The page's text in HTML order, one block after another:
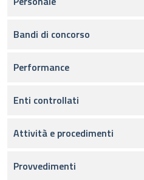
Bandi di concorso
Performance
Enti controllati
Attività e procedimenti
Provvedimenti